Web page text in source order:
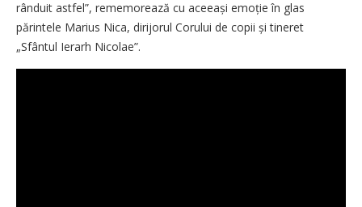
rânduit astfel”, rememorează cu aceeași emoție în glas
părintele Marius Nica, dirijorul Corului de copii și tineret
„Sfântul ­Ierarh Nicolae”.